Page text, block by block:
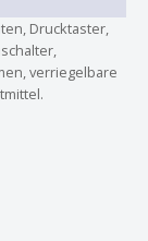
Drucktaster,
verriegelbare